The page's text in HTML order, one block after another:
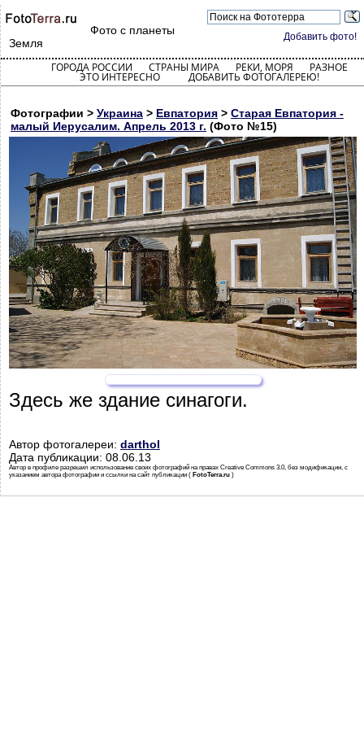
Добавить фото!
Фото с планеты
Земля
ГОРОДА РОССИИ СТРАНЫ МИРА РЕКИ, МОРЯ РАЗНОЕ
ЭТО ИНТЕРЕСНО ДОБАВИТЬ ФОТОГАЛЕРЕЮ!
Фотографии > Украина > Евпатория > Старая Евпатория -
малый Иерусалим. Апрель 2013 г. (Фото №15)
Здесь же здание синагоги.
Автор фотогалереи: darthol
Дата публикации: 08.06.13
Автор в профиле разрешил использование своих фотографий на правах Creative Commons 3.0, без модификации, с
указанием автора фотографии и ссылки на сайт публикации ( FotoTerra.ru )